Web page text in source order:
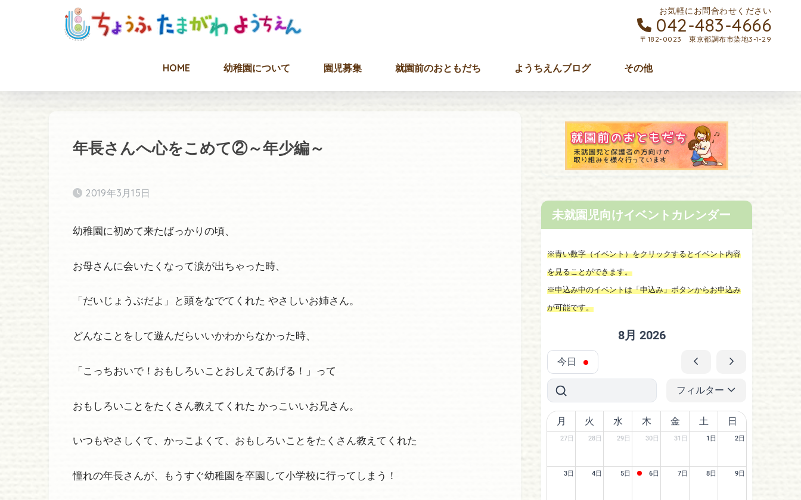
HOME 幼稚園について 園児募集 就園前のおともだち ようちえんブログ その他
お気軽にお問合わせください
042-483-4666
〒182-0023 東京都調布市染地3-1-29
年長さんへ心をこめて②～年少編～
2019年3月15日
幼稚園に初めて来たばっかりの頃、
お母さんに会いたくなって涙が出ちゃった時、
「だいじょうぶだよ」と頭をなでてくれた やさしいお姉さん。
どんなことをして遊んだらいいかわからなかった時、
「こっちおいで！おもしろいことおしえてあげる！」って
おもしろいことをたくさん教えてくれた かっこいいお兄さん。
いつもやさしくて、かっこよくて、おもしろいことをたくさん教えてくれた
憧れの年長さんが、もうすぐ幼稚園を卒園して小学校に行ってしまう！
未就園児向けイベントカレンダー
※青い数字（イベント）をクリックするとイベント内容
を見ることができます。
※申込み中のイベントは「申込み」ボタンからお申込み
が可能です。
今日
8月 2026
フィルター
月 火 水 木 金 土 日
27日 28日 29日 30日 31日 1日 2日
3日 4日 5日 6日 7日 8日 9日